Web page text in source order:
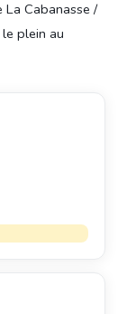
Cabanasse /
plein au